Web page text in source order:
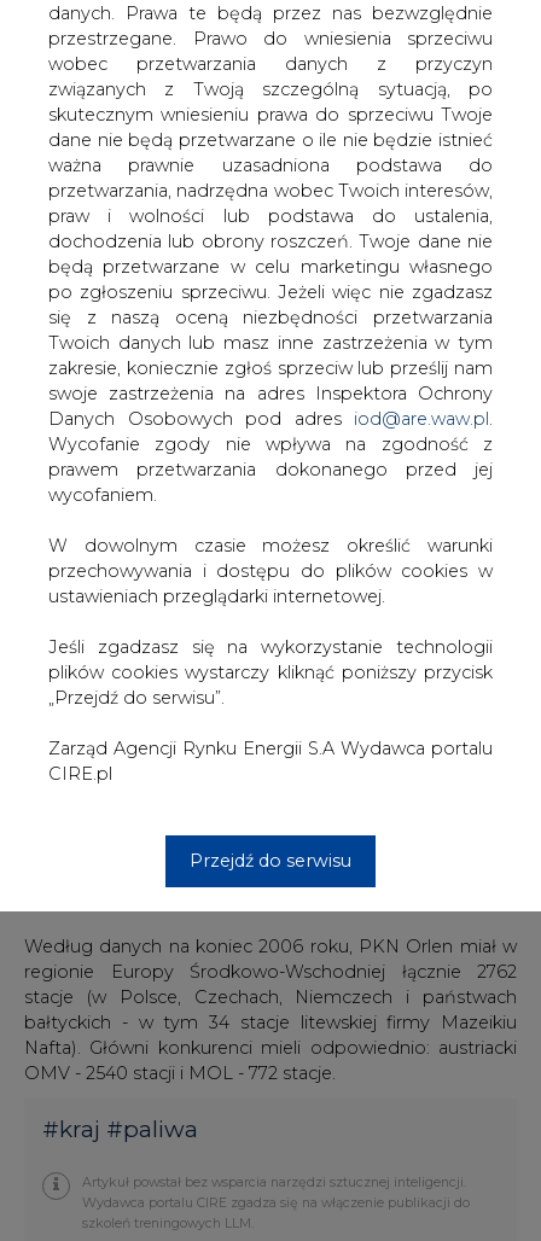
danych. Prawa te będą przez nas bezwzględnie
przestrzegane. Prawo do wniesienia sprzeciwu
wobec przetwarzania danych z przyczyn
związanych z Twoją szczególną sytuacją, po
skutecznym wniesieniu prawa do sprzeciwu Twoje
dane nie będą przetwarzane o ile nie będzie istnieć
ważna prawnie uzasadniona podstawa do
przetwarzania, nadrzędna wobec Twoich interesów,
praw i wolności lub podstawa do ustalenia,
dochodzenia lub obrony roszczeń. Twoje dane nie
będą przetwarzane w celu marketingu własnego
po zgłoszeniu sprzeciwu. Jeżeli więc nie zgadzasz
się z naszą oceną niezbędności przetwarzania
Twoich danych lub masz inne zastrzeżenia w tym
zakresie, koniecznie zgłoś sprzeciw lub prześlij nam
swoje zastrzeżenia na adres Inspektora Ochrony
Danych Osobowych pod adres iod@are.waw.pl
Wycofanie zgody nie wpływa na zgodność z
prawem przetwarzania dokonanego przed jej
wycofaniem.
W dowolnym czasie możesz określić warunki
przechowywania i dostępu do plików cookies w
ustawieniach przeglądarki internetowej.
Jeśli zgadzasz się na wykorzystanie technologii
plików cookies wystarczy kliknąć poniższy przycisk
„Przejdź do serwisu”.
Zarząd Agencji Rynku Energii S.A Wydawca portalu
CIRE.pl
Przejdź do serwisu
PKN Orlen chce rozbudować sieć stacji
na Litwie do 100 z 27 posiadanych
obecnie, poinformował w czwartek
wiceprezes koncernu ds. sprzedaży
koncernu Wojciech Heydel.
Oznaczałoby, że polski koncern
kontrolowałby ok. 15% rynku
detalicznego w tym kraju. Orlen chce to
osiągnąć do 2012 roku.
"Chcemy zwiększyć liczbę naszych stacji na Litwie do 100,
co da ok. 15% udziału w rynku" - powiedział Heydel
dziennikarzom podczas "Forum Ekonomicznego" w
Krynicy.
W grę wchodzi budowa, ale przede wszystkim akwizycje
małych sieci w tym kraju. "Będziemy przejmować
gotowe sieci, bo jeśli chcemy zwiększyć udział w terminie
4-5 lat, nie mamy czasu na budowę [własnych stacji]" -
Obecnie PKN Orlen posiada na Litwie 27 własnych stacji
pod marką Ventus. Ich udział wynosi poniżej 3%. Spółka
Heydel.
PKN Orlen chce także stworzyć sieć 100 stacji na Łotwie,
Przedstawiony w czerwcu br. przez Orlen "Program
transakcje przejęcia. Potencjalny koszt tego
Według danych na koniec 2006 roku, PKN Orlen miał w
regionie Europy Środkowo-Wschodniej łącznie 2762
stacje (w Polsce, Czechach, Niemczech i państwach
bałtyckich - w tym 34 stacje litewskiej firmy Mazeikiu
Nafta). Główni konkurenci mieli odpowiednio: austriacki
OMV - 2540 stacji i MOL - 772 stacje.
#kraj #paliwa
Artykuł powstał bez wsparcia narzędzi sztucznej inteligencji.
Wydawca portalu CIRE zgadza się na włączenie publikacji do
szkoleń treningowych LLM.